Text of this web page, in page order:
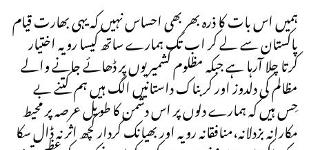
ہمیں اس بات کا ذرہ بھر بھی احساس نہیں کہ یہی بھارت قیام
پاکستان سے لے کر اب تک ہمارے ساتھ کیسا رویہ اختیار
کرتا چلا آرہا ہے جبکہ مظلوم کشمیریوں پر ڈھائے جانے والے
مظالم کی دلدوز اور کر بناک داستانیں الگ ہیں ہم کتنے بے
حِس ہیں کہ ہمارے دلوں پر اس دشمن کا طویل عرصہ پر محیط
مکارانہ بزدلانہ،منافقانہ رویہ اور بھیانک کردار کچھ اثر نہ ڈال سکا